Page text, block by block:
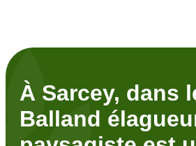
À Sarcey, dans
Balland